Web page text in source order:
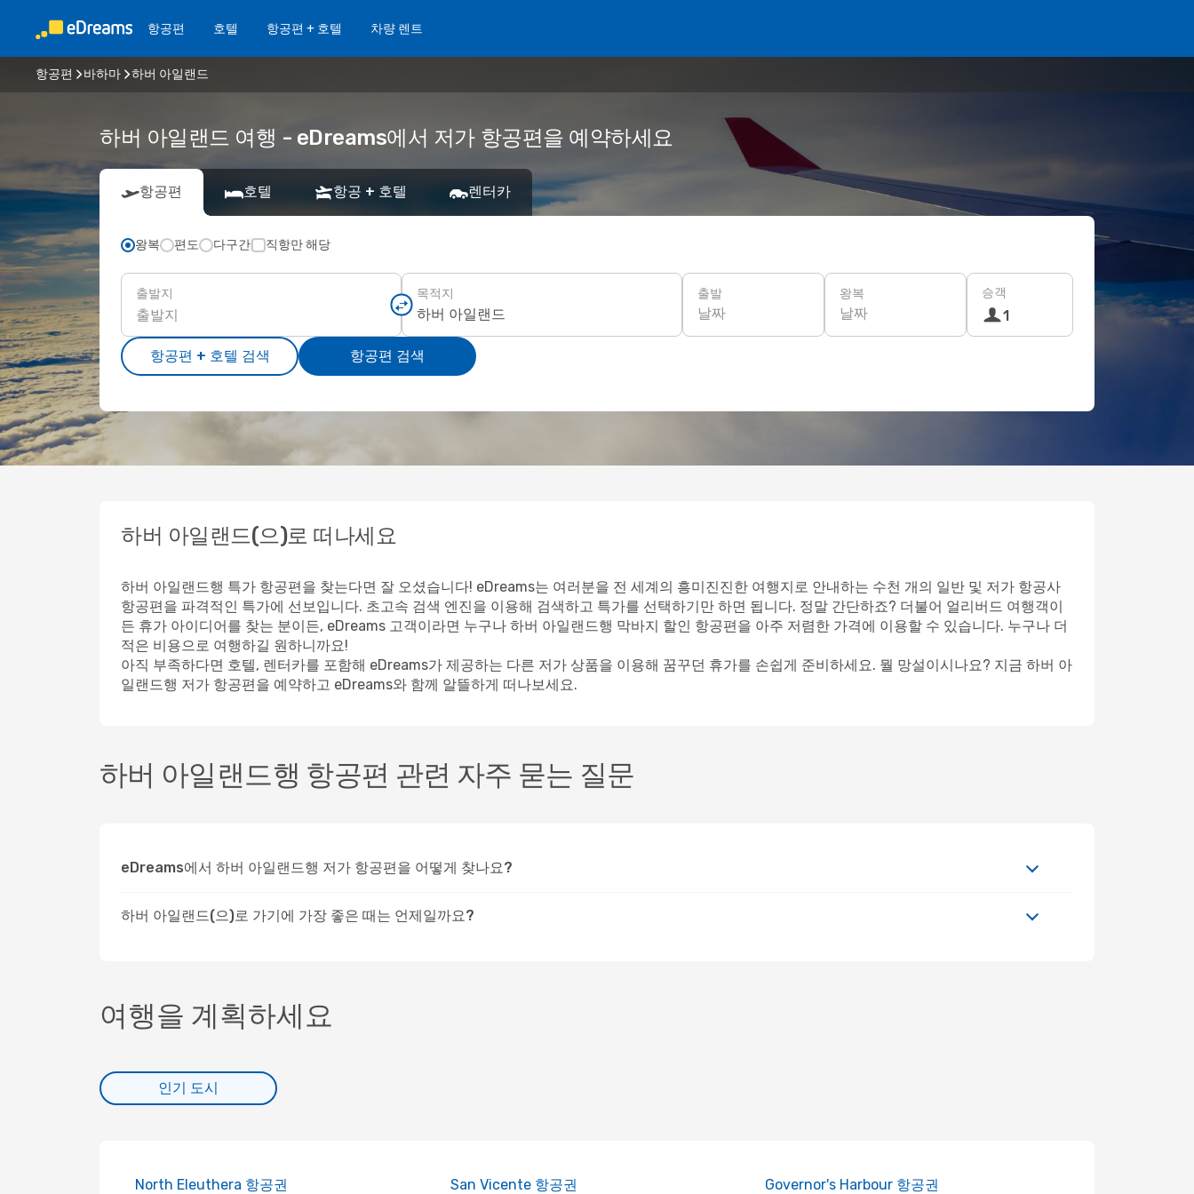
항공편 호텔 항공편 + 호텔 차량 렌트
항공편 바하마 하버 아일랜드
하버 아일랜드 여행 - eDreams에서 저가 항공편을 예약하세요
항공편 호텔 항공 + 호텔 렌터카
왕복 편도 다구간 직항만 해당
출발지 목적지 출발
날짜
왕복
날짜
승객
1
항공편 + 호텔 검색 항공편 검색
하버 아일랜드(으)로 떠나세요
하버 아일랜드행 특가 항공편을 찾는다면 잘 오셨습니다! eDreams는 여러분을 전 세계의 흥미진진한 여행지로 안내하는 수천 개의 일반 및 저가 항공사
항공편을 파격적인 특가에 선보입니다. 초고속 검색 엔진을 이용해 검색하고 특가를 선택하기만 하면 됩니다. 정말 간단하죠? 더불어 얼리버드 여행객이
든 휴가 아이디어를 찾는 분이든, eDreams 고객이라면 누구나 하버 아일랜드행 막바지 할인 항공편을 아주 저렴한 가격에 이용할 수 있습니다. 누구나 더
적은 비용으로 여행하길 원하니까요!
아직 부족하다면 호텔, 렌터카를 포함해 eDreams가 제공하는 다른 저가 상품을 이용해 꿈꾸던 휴가를 손쉽게 준비하세요. 뭘 망설이시나요? 지금 하버 아
일랜드행 저가 항공편을 예약하고 eDreams와 함께 알뜰하게 떠나보세요.
하버 아일랜드행 항공편 관련 자주 묻는 질문
eDreams에서 하버 아일랜드행 저가 항공편을 어떻게 찾나요?
하버 아일랜드(으)로 가기에 가장 좋은 때는 언제일까요?
여행을 계획하세요
인기 도시
North Eleuthera 항공권 San Vicente 항공권 Governor's Harbour 항공권